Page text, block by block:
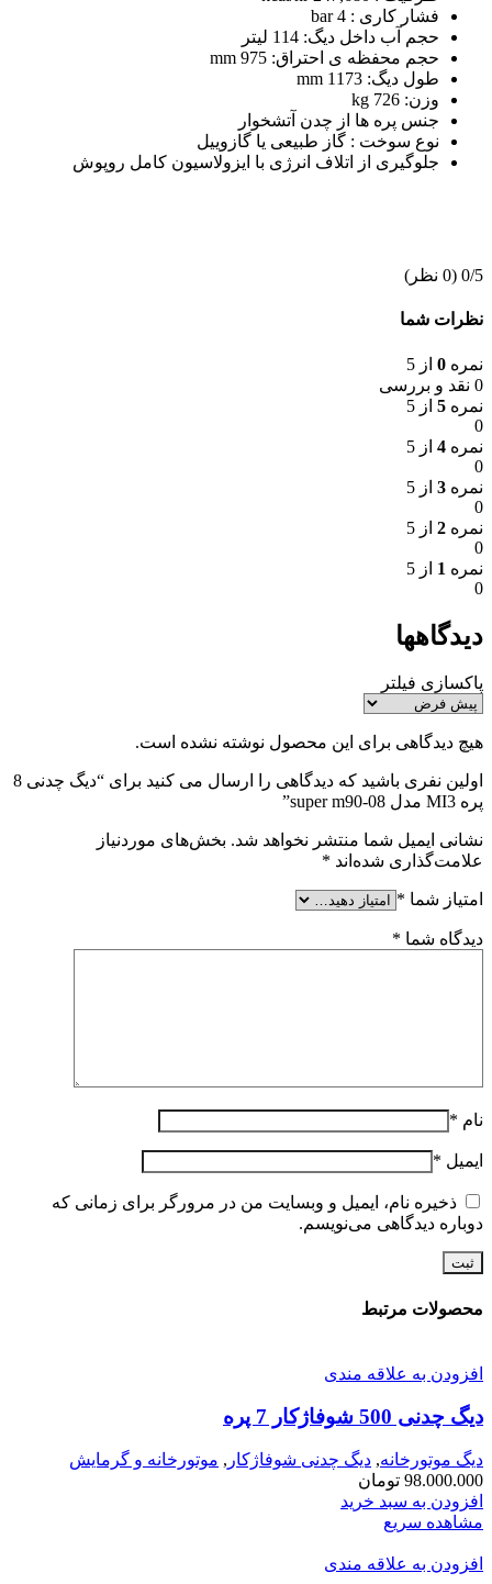
فشار کاری : 4 bar
حجم آب داخل دیگ: 114 لیتر
حجم محفظه ی احتراق: 975 mm
طول دیگ: 1173 mm
وزن: 726 kg
جنس پره ها از چدن آتشخوار
نوع سوخت : گاز طبیعی یا گازوییل
جلوگیری از اتلاف انرژی با ایزولاسیون کامل روپوش
‫0/5 ‫(0 نظر)
نظرات شما
نمره 0 از 5
0 نقد و بررسی
نمره 5 از 5
0
نمره 4 از 5
0
نمره 3 از 5
0
نمره 2 از 5
0
نمره 1 از 5
0
دیدگاهها
پاکسازی فیلتر
هیچ دیدگاهی برای این محصول نوشته نشده است.
اولین نفری باشید که دیدگاهی را ارسال می کنید برای “دیگ چدنی 8
پره MI3 مدل super m90-08”
نشانی ایمیل شما منتشر نخواهد شد. بخش‌های موردنیاز
علامت‌گذاری شده‌اند *
امتیاز شما *
دیدگاه شما *
نام *
ایمیل *
ذخیره نام، ایمیل و وبسایت من در مرورگر برای زمانی که
دوباره دیدگاهی می‌نویسم.
محصولات مرتبط
افزودن به علاقه مندی
دیگ چدنی 500 شوفاژکار 7 پره
دیگ موتورخانه, دیگ چدنی شوفاژکار , موتورخانه و گرمایش
98.000.000 تومان
افزودن به سبد خرید
مشاهده سریع
افزودن به علاقه مندی